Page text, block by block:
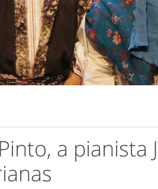
a pianista